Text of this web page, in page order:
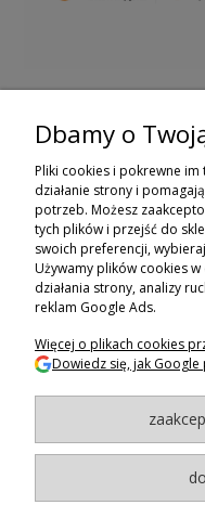
ZAPISZ
Dbamy o
Pliki cookies i pokrewne
działanie strony i
potrzeb. Możesz
tych plików i przejść do
swoich preferencji,
Używamy plików cookies
działania strony, analizy
reklam Google Ads.
Więcej o plikach cookies
Dowiedz się, jak